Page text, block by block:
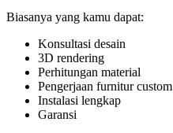
Biasanya yang kamu dapat:
Konsultasi desain
3D rendering
Perhitungan material
Pengerjaan furnitur custom
Instalasi lengkap
Garansi